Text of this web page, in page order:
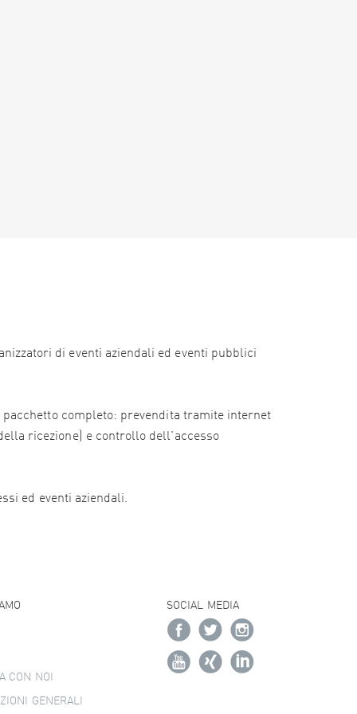
di eventi aziendali ed eventi pubblici
completo: prevendita tramite internet
ricezione) e controllo dell'accesso
ed eventi aziendali.
CON NOI
GENERALI
SOCIAL MEDIA